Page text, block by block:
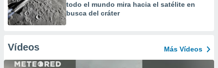
todo el mundo mira hacia el satélite en
busca del cráter
Vídeos Más Vídeos